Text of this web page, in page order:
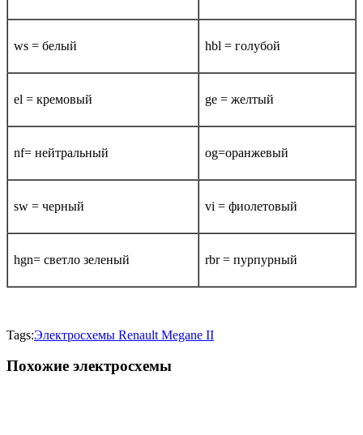
ws = белый hbl = голубой
el = кремовый ge = желтый
nf= нейтральный og=оранжевый
sw = черный vi = фиолетовый
hgn= светло зеленый rbr = пурпурный
Tags:Электросхемы Renault Megane II
Похожие электросхемы